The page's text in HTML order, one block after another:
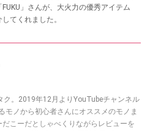
」さんが、大火力の優秀アイテム
てくれました。
ク。2019年12月よりYouTubeチャンネル
モノから初心者さんにオススメのモノま
こーだとしゃべくりながらレビューを